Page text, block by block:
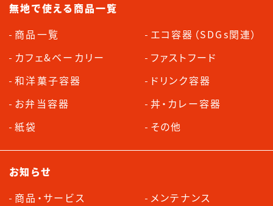
無地で使える商品一覧
商品一覧
エコ容器（SDGs関連）
カフェ&ベーカリー
ファストフード
和洋菓子容器
ドリンク容器
お弁当容器
丼・カレー容器
紙袋
その他
お知らせ
商品・サービス
メンテナンス